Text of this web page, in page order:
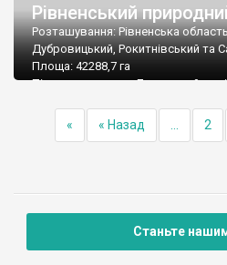
Рівненський
Розташування: Рівненська
Дубровицький, Рокитнівський та
Площа: 42288,7 га
Підпорядкування: Державний
Поштова адреса: 34503,
« « Назад 2
Станьте